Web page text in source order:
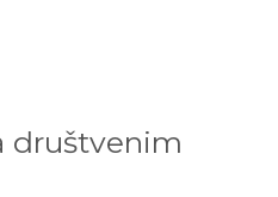
društvenim